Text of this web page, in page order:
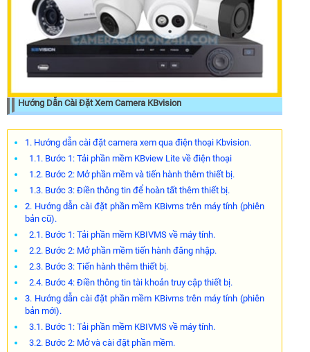
Hướng Dẫn Cài Đặt Xem Camera KBvision
1. Hướng dẫn cài đặt camera xem qua điện thoại Kbvision.
1.1. Bước 1: Tải phần mềm KBview Lite về điện thoại
1.2. Bước 2: Mở phần mềm và tiến hành thêm thiết bị.
1.3. Bước 3: Điền thông tin để hoàn tất thêm thiết bị.
2. Hướng dẫn cài đặt phần mềm KBivms trên máy tính (phiên
bản cũ).
2.1. Bước 1: Tải phần mềm KBIVMS về máy tính.
2.2. Bước 2: Mở phần mềm tiến hành đăng nhập.
2.3. Bước 3: Tiến hành thêm thiết bị.
2.4. Bước 4: Điền thông tin tài khoản truy cập thiết bị.
3. Hướng dẫn cài đặt phần mềm KBivms trên máy tính (phiên
bản mới).
3.1. Bước 1: Tải phần mềm KBIVMS về máy tính.
3.2. Bước 2: Mở và cài đặt phần mềm.